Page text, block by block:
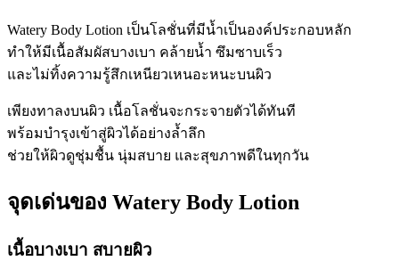
Watery Body Lotion เป็นโลชั่นที่มีน้ำเป็นองค์ประกอบหลัก
ทำให้มีเนื้อสัมผัสบางเบา คล้ายน้ำ ซึมซาบเร็ว
และไม่ทิ้งความรู้สึกเหนียวเหนอะหนะบนผิว
เพียงทาลงบนผิว เนื้อโลชั่นจะกระจายตัวได้ทันที
พร้อมบำรุงเข้าสู่ผิวได้อย่างล้ำลึก
ช่วยให้ผิวดูชุ่มชื้น นุ่มสบาย และสุขภาพดีในทุกวัน
จุดเด่นของ Watery Body Lotion
เนื้อบางเบา สบายผิว